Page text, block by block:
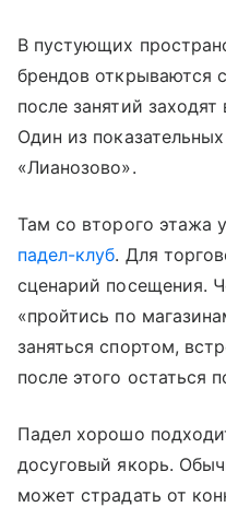
В пустующих
брендов открываются
после занятий
Один из
«Лианозово».
Там со второго этажа
падел-клуб. Для
сценарий посещения.
«пройтись по
заняться спортом,
после этого остаться
Падел хорошо
досуговый якорь.
может страдать от